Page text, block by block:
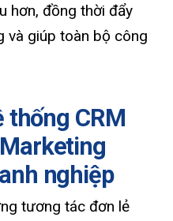
hơn, đồng thời đẩy
và giúp toàn bộ công
thống CRM
nghiệp
tương tác đơn lẻ